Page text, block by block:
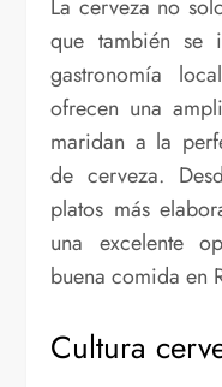
La cerveza no solo se consume en Ronda, sino
que también se
gastronomía
ofrecen una
maridan a la
de cerveza.
platos más
una excelente
buena comida en
Cultura